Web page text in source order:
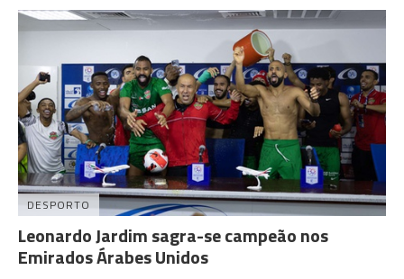
DESPORTO
Leonardo Jardim sagra-se campeão nos
Emirados Árabes Unidos